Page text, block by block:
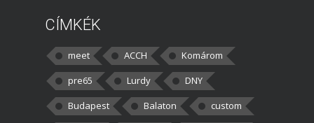
CÍMKÉK
meet ACCH
Komárom
pre65
Lurdy
DNY
Budapest
Balaton
custom